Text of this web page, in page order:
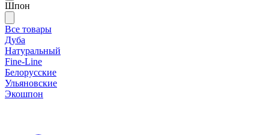
Шпон
Все товары
Дуба
Натуральный
Fine-Line
Белорусские
Ульяновские
Экошпон